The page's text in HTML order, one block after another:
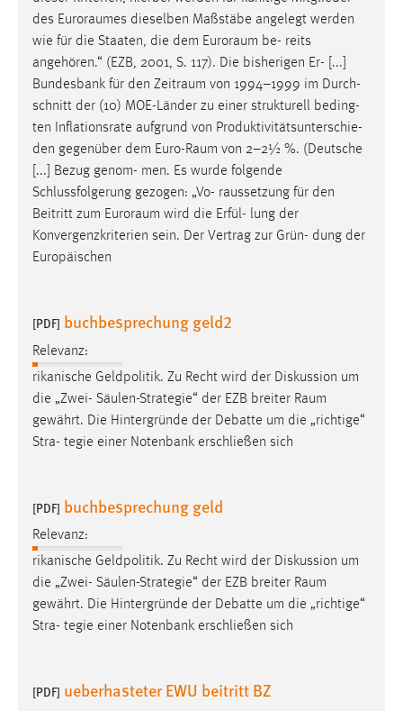
des Euroraumes dieselben Maßstäbe angelegt werden
wie für die Staaten, die dem Euroraum be- reits
angehören.“ (EZB, 2001, S. 117). Die bisherigen Er- [...]
Bundesbank für den Zeitraum von 1994–1999 im Durch-
schnitt der (10) MOE-Länder zu einer strukturell beding-
ten Inflationsrate aufgrund von Produktivitätsunterschie-
den gegenüber dem Euro-Raum von 2–2½ %. (Deutsche
[...] Bezug genom- men. Es wurde folgende
Schlussfolgerung gezogen: „Vo- raussetzung für den
Beitritt zum Euroraum wird die Erfül- lung der
Konvergenzkriterien sein. Der Vertrag zur Grün- dung der
Europäischen
[PDF] buchbesprechung geld2
Relevanz:
rikanische Geldpolitik. Zu Recht wird der Diskussion um
die „Zwei- Säulen-Strategie“ der EZB breiter Raum
gewährt. Die Hintergründe der Debatte um die „richtige“
Stra- tegie einer Notenbank erschließen sich
[PDF] buchbesprechung geld
Relevanz:
rikanische Geldpolitik. Zu Recht wird der Diskussion um
die „Zwei- Säulen-Strategie“ der EZB breiter Raum
gewährt. Die Hintergründe der Debatte um die „richtige“
Stra- tegie einer Notenbank erschließen sich
[PDF] ueberhasteter EWU beitritt BZ
EXTERNE MEDIEN
Um Inhalte von Videoplattformen und Social Media
Plattformen anzeigen zu können, werden von diesen
externen Medien Cookies gesetzt.
YouTube
Vimeo